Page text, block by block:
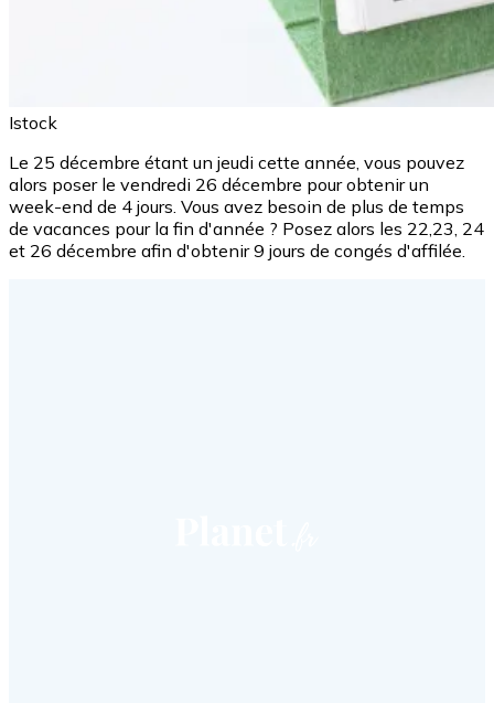
Istock
Le 25 décembre étant un jeudi cette année, vous pouvez
alors poser le vendredi 26 décembre pour obtenir un
week-end de 4 jours. Vous avez besoin de plus de temps
de vacances pour la fin d'année ? Posez alors les 22,23, 24
et 26 décembre afin d'obtenir 9 jours de congés d'affilée.